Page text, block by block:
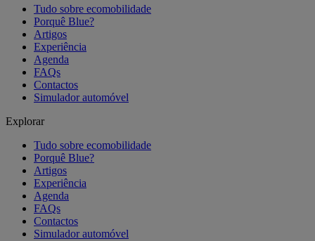
Tudo sobre ecomobilidade
Porquê Blue?
Artigos
Experiência
Agenda
FAQs
Contactos
Simulador automóvel
Explorar
Tudo sobre ecomobilidade
Porquê Blue?
Artigos
Experiência
Agenda
FAQs
Contactos
Simulador automóvel